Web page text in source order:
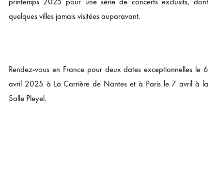
quelques villes jamais visitées auparavant.
Rendez-vous en France pour deux dates exceptionnelles le 6
avril 2025 à La Carrière de Nantes et à Paris le 7 avril à la
Salle Pleyel.